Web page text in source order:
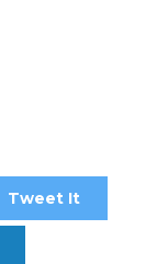
Tweet It